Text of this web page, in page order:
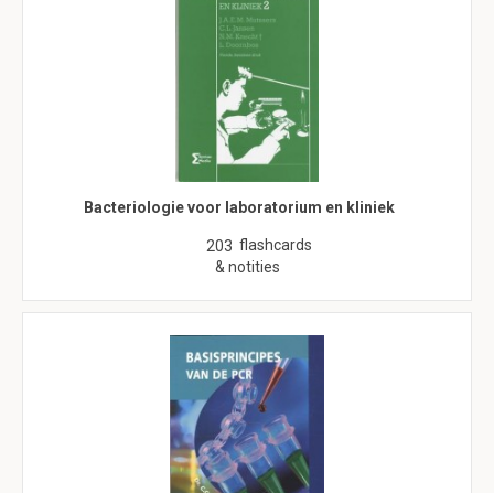
Bacteriologie voor laboratorium en kliniek
203 flashcards
& notities